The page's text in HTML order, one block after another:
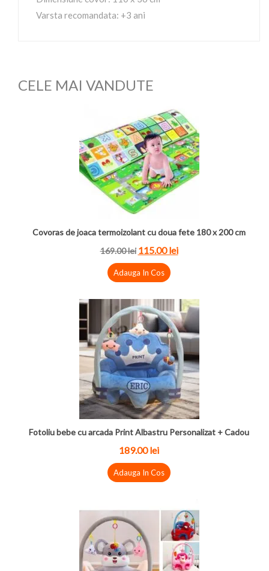
Varsta recomandata: +3 ani
CELE MAI VANDUTE
Covoras de joaca termoizolant cu doua fete 180 x 200 cm
169.00 lei 115.00 lei
Adauga In Cos
Fotoliu bebe cu arcada Print Albastru Personalizat + Cadou
189.00 lei
Adauga In Cos